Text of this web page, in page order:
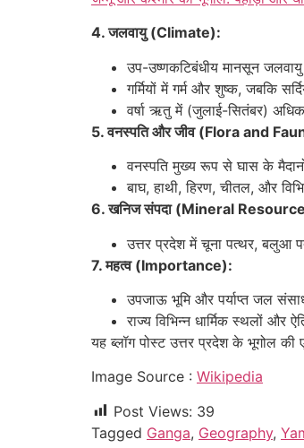
4. जलवायु (Climate):
उप-उष्णकटिबंधीय मानसून जलवायु
गर्मियों में गर्म और शुष्क, जबकि
वर्षा ऋतु में (जुलाई-सितंबर)
5. वनस्पति और जीव (Flora and
वनस्पति मुख्य रूप से घास के
बाघ, हाथी, हिरण, चीतल, और
6. खनिज संपदा (Mineral
उत्तर प्रदेश में चूना पत्थर, बलुआ
7. महत्व (Importance):
उपजाऊ भूमि और पर्याप्त जल
राज्य विभिन्न धार्मिक स्थलों और
यह ब्लॉग पोस्ट उत्तर प्रदेश के भूगोल
Image Source : Wikipedia
Post Views: 39
Tagged Ganga, Geography,